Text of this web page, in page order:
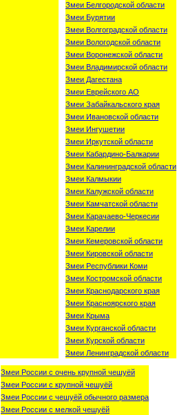
Змеи Белгородской области
Змеи Бурятии
Змеи Волгоградской области
Змеи Вологодской области
Змеи Воронежской области
Змеи Владимирской области
Змеи Дагестана
Змеи Еврейского АО
Змеи Забайкальского края
Змеи Ивановской области
Змеи Ингушетии
Змеи Иркутской области
Змеи Кабардино-Балкарии
Змеи Калининградской области
Змеи Калмыкии
Змеи Калужской области
Змеи Камчатской области
Змеи Карачаево-Черкесии
Змеи Карелии
Змеи Кемеровской области
Змеи Кировской области
Змеи Республики Коми
Змеи Костромской области
Змеи Краснодарского края
Змеи Красноярского края
Змеи Крыма
Змеи Курганской области
Змеи Курской области
Змеи Ленинградской области
Змеи России с очень крупной чешуёй
Змеи России с крупной чешуёй
Змеи России с чешуёй обычного размера
Змеи России с мелкой чешуёй